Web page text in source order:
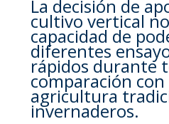
La decisión de
cultivo vertical
capacidad de
diferentes
rápidos durante
comparación con
agricultura
invernaderos.